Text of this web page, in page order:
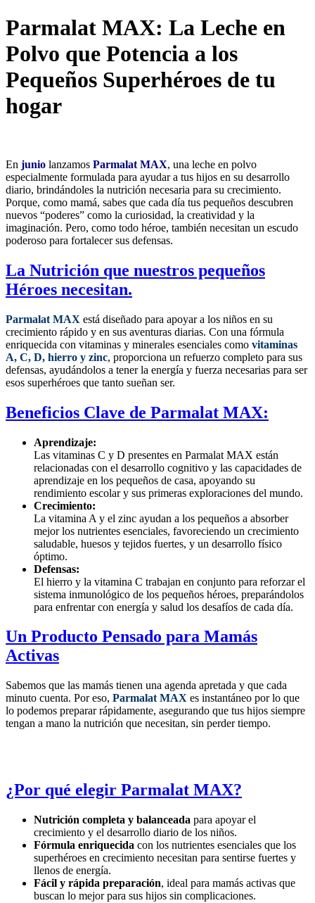
Parmalat MAX: La Leche en
Polvo que Potencia a los
Pequeños Superhéroes de tu
hogar
En junio lanzamos Parmalat MAX, una leche en polvo
especialmente formulada para ayudar a tus hijos en su desarrollo
diario, brindándoles la nutrición necesaria para su crecimiento.
Porque, como mamá, sabes que cada día tus pequeños descubren
nuevos “poderes” como la curiosidad, la creatividad y la
imaginación. Pero, como todo héroe, también necesitan un escudo
poderoso para fortalecer sus defensas.
La Nutrición que nuestros pequeños
Héroes necesitan.
Parmalat MAX está diseñado para apoyar a los niños en su
crecimiento rápido y en sus aventuras diarias. Con una fórmula
enriquecida con vitaminas y minerales esenciales como vitaminas
A, C, D, hierro y zinc, proporciona un refuerzo completo para sus
defensas, ayudándolos a tener la energía y fuerza necesarias para ser
esos superhéroes que tanto sueñan ser.
Beneficios Clave de Parmalat MAX:
Aprendizaje:
Las vitaminas C y D presentes en Parmalat MAX están
relacionadas con el desarrollo cognitivo y las capacidades de
aprendizaje en los pequeños de casa, apoyando su
rendimiento escolar y sus primeras exploraciones del mundo.
Crecimiento:
La vitamina A y el zinc ayudan a los pequeños a absorber
mejor los nutrientes esenciales, favoreciendo un crecimiento
saludable, huesos y tejidos fuertes, y un desarrollo físico
óptimo.
Defensas:
El hierro y la vitamina C trabajan en conjunto para reforzar el
sistema inmunológico de los pequeños héroes, preparándolos
para enfrentar con energía y salud los desafíos de cada día.
Un Producto Pensado para Mamás
Activas
Sabemos que las mamás tienen una agenda apretada y que cada
minuto cuenta. Por eso, Parmalat MAX es instantáneo por lo que
lo podemos preparar rápidamente, asegurando que tus hijos siempre
tengan a mano la nutrición que necesitan, sin perder tiempo.
¿Por qué elegir Parmalat MAX?
Nutrición completa y balanceada para apoyar el
crecimiento y el desarrollo diario de los niños.
Fórmula enriquecida con los nutrientes esenciales que los
superhéroes en crecimiento necesitan para sentirse fuertes y
llenos de energía.
Fácil y rápida preparación, ideal para mamás activas que
buscan lo mejor para sus hijos sin complicaciones.